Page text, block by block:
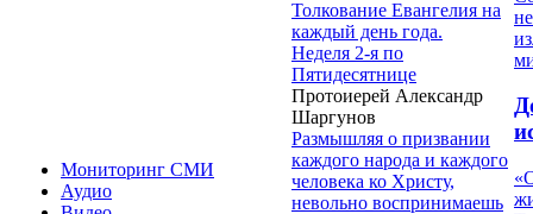
Мониторинг СМИ
Аудио
Толкование Евангелия на
каждый день года.
Неделя 2-я по
Пятидесятнице
Протоиерей Александр
Шаргунов
Размышляя о призвании
каждого народа и каждого
человека ко Христу,
невольно воспринимаешь